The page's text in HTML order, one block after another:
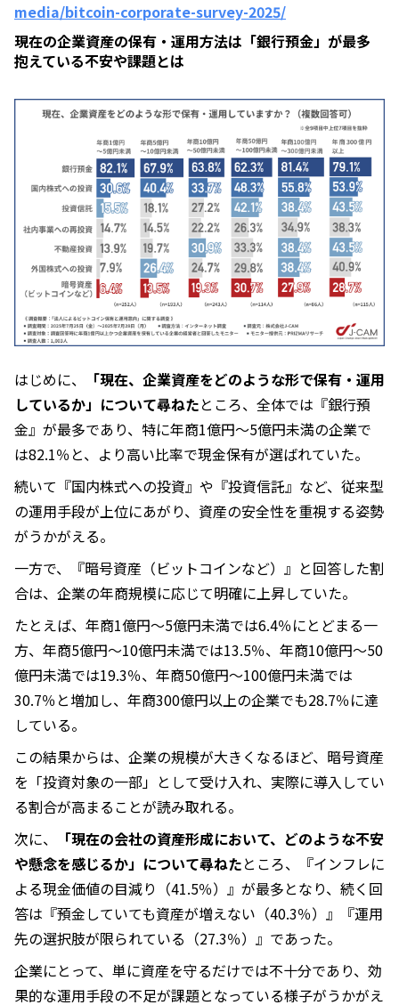
media/bitcoin-corporate-survey-2025/
現在の企業資産の保有・運用方法は「銀行預金」が最多
抱えている不安や課題とは
はじめに、
「現在、企業資産をどのような形で保有・運用
しているか」について尋ねたところ、全体では『銀行預
金』が最多であり、特に年商1億円〜5億円未満の企業で
は82.1％と、より高い比率で現金保有が選ばれていた。
続いて『国内株式への投資』や『投資信託』など、従来型
の運用手段が上位にあがり、資産の安全性を重視する姿勢
がうかがえる。
一方で、『暗号資産（ビットコインなど）』と回答した割
合は、企業の年商規模に応じて明確に上昇していた。
たとえば、年商1億円〜5億円未満では6.4％にとどまる一
方、年商5億円〜10億円未満では13.5％、年商10億円〜50
億円未満では19.3％、年商50億円〜100億円未満では
30.7％と増加し、年商300億円以上の企業でも28.7％に達
している。
この結果からは、企業の規模が大きくなるほど、暗号資産
を「投資対象の一部」として受け入れ、実際に導入してい
る割合が高まることが読み取れる。
次に、
「現在の会社の資産形成において、どのような不安
や懸念を感じるか」について尋ねたところ、『インフレに
よる現金価値の目減り（41.5％）』が最多となり、続く回
答は『預金していても資産が増えない（40.3％）』『運用
先の選択肢が限られている（27.3％）』であった。
企業にとって、単に資産を守るだけでは不十分であり、効
果的な運用手段の不足が課題となっている様子がうかがえ